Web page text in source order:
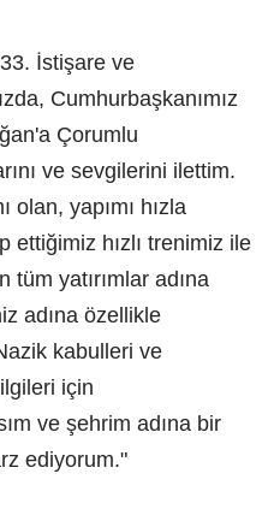
İstişare ve
Cumhurbaşkanımız
Çorumlu
ve sevgilerini ilettim.
olan, yapımı hızla
ettiğimiz hızlı trenimiz ile
yatırımlar adına
adına özellikle
kabulleri ve
için
ve şehrim adına bir
ediyorum."